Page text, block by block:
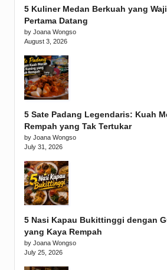
5 Kuliner Medan Berkuah yang
Pertama Datang
by Joana Wongso
August 3, 2026
5 Sate Padang Legendaris: Kuah
Rempah yang Tak Tertukar
by Joana Wongso
July 31, 2026
5 Nasi Kapau Bukittinggi dengan
yang Kaya Rempah
by Joana Wongso
July 25, 2026